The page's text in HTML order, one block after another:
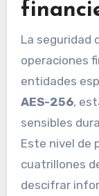
La seguridad
operaciones
entidades
AES-256,
sensibles
Este nivel de
cuatrillones
descifrar